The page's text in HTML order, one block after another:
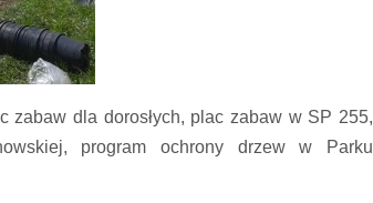
zabaw dla dorosłych, plac zabaw w SP 255,
program ochrony drzew w Parku